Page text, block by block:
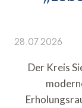
28.07.2026
Der Kreis